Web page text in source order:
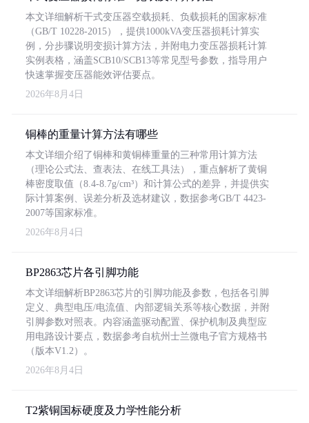
本文详细解析干式变压器空载损耗、负载损耗的国家标准
（GB/T 10228-2015），提供1000kVA变压器损耗计算实
例，分步骤说明变损计算方法，并附电力变压器损耗计算
实例表格，涵盖SCB10/SCB13等常见型号参数，指导用户
快速掌握变压器能效评估要点。
2026年8月4日
铜棒的重量计算方法有哪些
本文详细介绍了铜棒和黄铜棒重量的三种常用计算方法
（理论公式法、查表法、在线工具法），重点解析了黄铜
棒密度取值（8.4-8.7g/cm³）和计算公式的差异，并提供实
际计算案例、误差分析及选材建议，数据参考GB/T 4423-
2007等国家标准。
2026年8月4日
BP2863芯片各引脚功能
本文详细解析BP2863芯片的引脚功能及参数，包括各引脚
定义、典型电压/电流值、内部逻辑关系等核心数据，并附
引脚参数对照表。内容涵盖驱动配置、保护机制及典型应
用电路设计要点，数据参考自杭州士兰微电子官方规格书
（版本V1.2）。
2026年8月4日
T2紫铜国标硬度及力学性能分析